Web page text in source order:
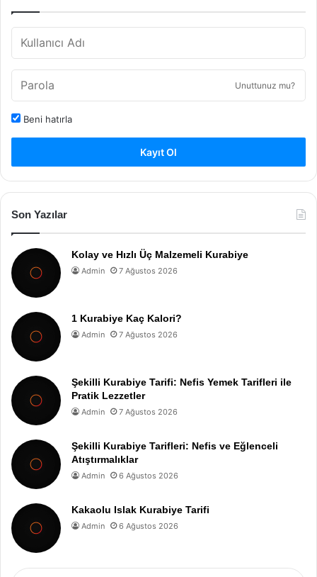
Unuttunuz mu?
Beni hatırla
Kayıt Ol
Son Yazılar
Kolay ve Hızlı Üç Malzemeli Kurabiye
Admin 7 Ağustos 2026
1 Kurabiye Kaç Kalori?
Admin 7 Ağustos 2026
Şekilli Kurabiye Tarifi: Nefis Yemek Tarifleri ile
Pratik Lezzetler
Admin 7 Ağustos 2026
Şekilli Kurabiye Tarifleri: Nefis ve Eğlenceli
Atıştırmalıklar
Admin 6 Ağustos 2026
Kakaolu Islak Kurabiye Tarifi
Admin 6 Ağustos 2026